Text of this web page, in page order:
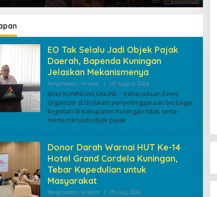
Generasi Muda
Km Jadi Ajang Sport
EO Tak Selalu Jadi Objek Pajak
Daerah, Bapenda Kuningan
Jelaskan Mekanismenya
Penginapan Wisata | 05 August 2026By
Iklan KUNINGAN ONLINE – Keberadaan Event
Organizer (EO) dalam penyelenggaraan berbagai
kegiatan di Kabupaten Kuningan tidak serta-
merta menjadi objek pajak
Donor Darah Warnai HUT Ke-14
Hotel Grand Cordela Kuningan,
Tebar Kepedulian untuk
Masyarakat
Penginapan Wisata | 03 July 2026By